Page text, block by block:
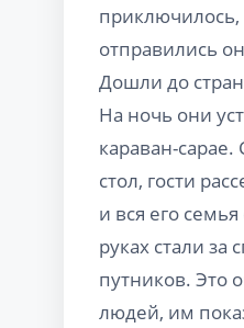
приключилось,
отправились
Дошли до
На ночь они
караван-
стол, гости
и вся его
руках стали за
путников. Это
людей, им